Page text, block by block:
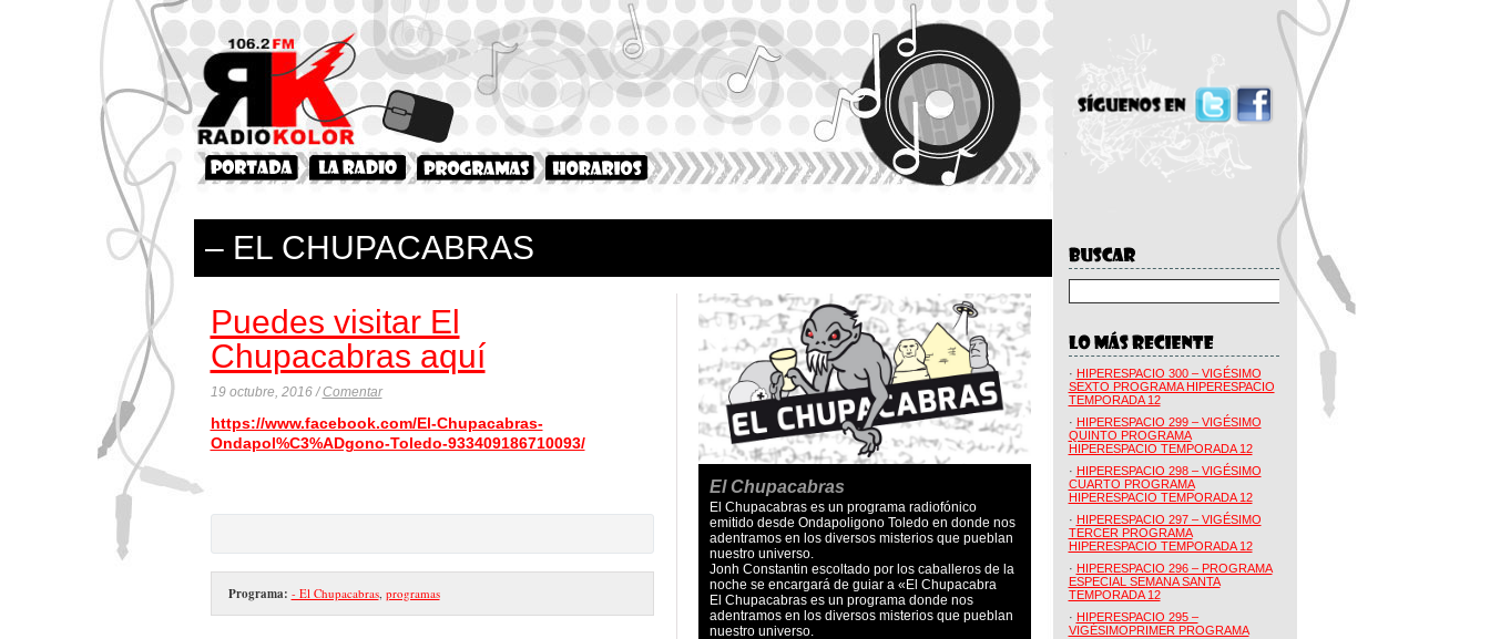
– EL CHUPACABRAS
Puedes visitar El
Chupacabras aquí
19 octubre, 2016 /Comentar
https://www.facebook.com/El-Chupacabras-
Ondapol%C3%ADgono-Toledo-933409186710093/
Programa: - El Chupacabras, programas
El Chupacabras
El Chupacabras es un programa radiofónico
emitido desde Ondapoligono Toledo en donde nos
adentramos en los diversos misterios que pueblan
nuestro universo.
Jonh Constantin escoltado por los caballeros de la
noche se encargará de guiar a «El Chupacabra
El Chupacabras es un programa donde nos
adentramos en los diversos misterios que pueblan
nuestro universo.
· HIPERESPACIO 300 – VIGÉSIMO
SEXTO PROGRAMA HIPERESPACIO
TEMPORADA 12
· HIPERESPACIO 299 – VIGÉSIMO
QUINTO PROGRAMA
HIPERESPACIO TEMPORADA 12
· HIPERESPACIO 298 – VIGÉSIMO
CUARTO PROGRAMA
HIPERESPACIO TEMPORADA 12
· HIPERESPACIO 297 – VIGÉSIMO
TERCER PROGRAMA
HIPERESPACIO TEMPORADA 12
· HIPERESPACIO 296 – PROGRAMA
ESPECIAL SEMANA SANTA
TEMPORADA 12
· HIPERESPACIO 295 –
VIGÉSIMOPRIMER PROGRAMA